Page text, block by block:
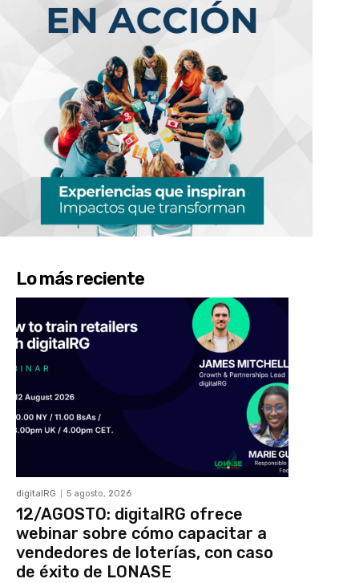
Lo más reciente
digitalRG 5 agosto, 2026
12/AGOSTO: digitalRG ofrece
webinar sobre cómo capacitar a
vendedores de loterías, con caso
de éxito de LONASE